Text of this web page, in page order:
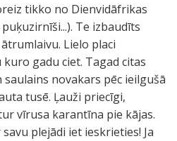
tikko no Dienvidāfrikas
Te izbaudīts
Lielo placi
gadu ciet. Tagad citas
saulains novakars pēc ieilgušā
tusē. Ļauži priecīgi,
vīrusa karantīna pie kājas.
plejādi iet ieskrieties! Ja